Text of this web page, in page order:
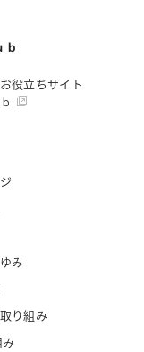
役立ちサイト
み
り組み
み